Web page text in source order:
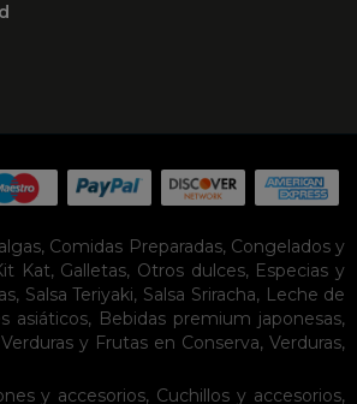
, Comidas Preparadas, Congelados y
Kat, Galletas, Otros dulces, Especias y
, Salsa Teriyaki, Salsa Sriracha, Leche de
asiáticos, Bebidas premium japonesas,
Verduras y Frutas en Conserva,Verduras,
y accesorios, Cuchillos y accesorios,